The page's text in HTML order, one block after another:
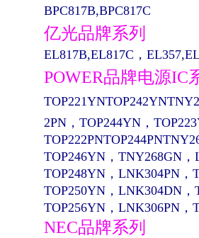
BPC817B,BPC817C
亿光品牌系列
EL817B,EL817C，
POWER品牌电源IC
2PN，TOP244YN，
TOP246YN，TNY268GN
TOP248YN，LNK304PN，
TOP250YN，LNK304DN，
TOP256YN，LNK306PN
NEC品牌系列